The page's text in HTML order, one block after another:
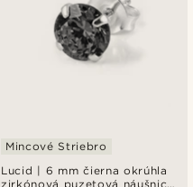
Lucid | 6 mm čierna okrúhla
zirkónová puzetová náušnica
Mincové Striebro